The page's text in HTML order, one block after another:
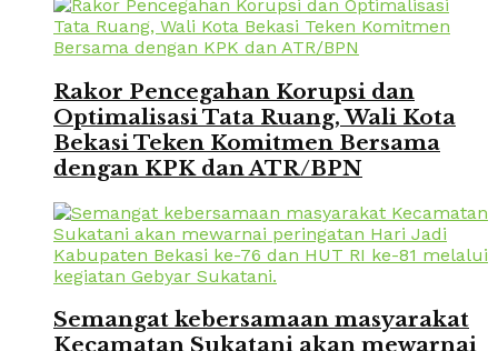
Rakor Pencegahan Korupsi dan
Optimalisasi Tata Ruang, Wali Kota
Bekasi Teken Komitmen Bersama
dengan KPK dan ATR/BPN
Semangat kebersamaan masyarakat
Kecamatan Sukatani akan mewarnai